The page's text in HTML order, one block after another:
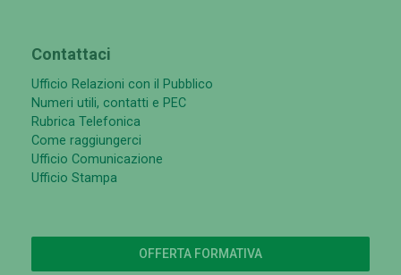
Contattaci
Ufficio Relazioni con il Pubblico
Numeri utili, contatti e PEC
Rubrica Telefonica
Come raggiungerci
Ufficio Comunicazione
Ufficio Stampa
OFFERTA FORMATIVA